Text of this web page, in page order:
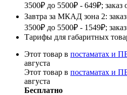
3500₽ до 5500₽ - 649₽; заказ
Завтра за МКАД зона 2:
3500₽ до 5500₽ - 1549₽;
Тарифы для габаритных
Этот товар в постаматах и
августа
Этот товар в постаматах и
августа
Бесплатно